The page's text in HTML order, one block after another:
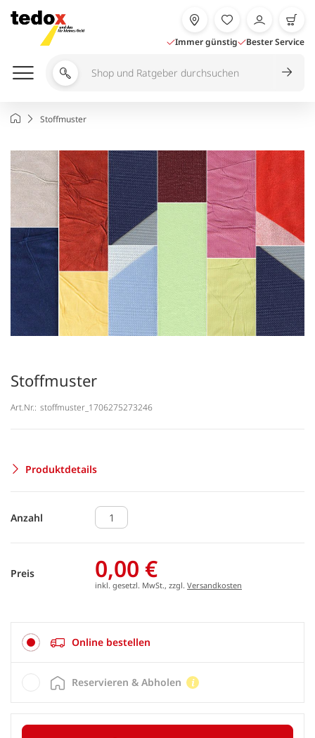
Inhalt
springen
Immer günstig Bester Service
Shop
Ratgeber
StartseiteStoffmuster
Stoffmuster
Art.Nr.: stoffmuster_1706275273246
Produktdetails
Anzahl
Preis 0,00 €
inkl. gesetzl. MwSt., zzgl. Versandkosten
Online bestellen
Reservieren & Abholen